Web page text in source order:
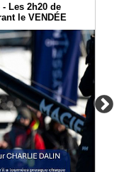
Les 2h20 de
le VENDÉE